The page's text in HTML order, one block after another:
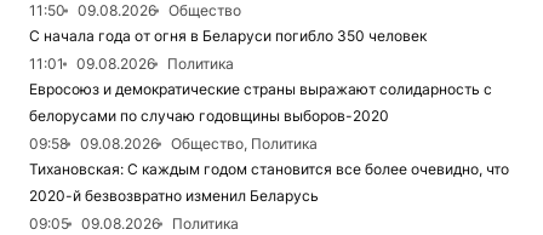
11:50
09.08.2026
Общество
С начала года от огня в Беларуси погибло 350 человек
11:01
09.08.2026
Политика
Евросоюз и демократические страны выражают солидарность с
белорусами по случаю годовщины выборов-2020
09:58
09.08.2026
Общество, Политика
Тихановская: С каждым годом становится все более очевидно, что
2020-й безвозвратно изменил Беларусь
09:05
09.08.2026
Политика